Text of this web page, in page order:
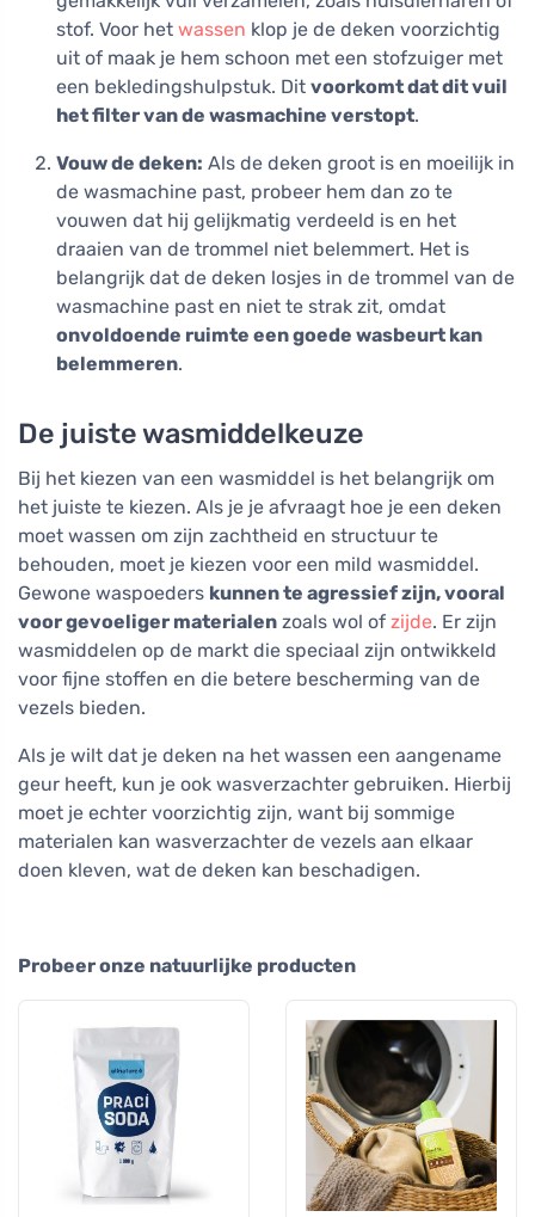
stof. Voor het wassen klop je de deken voorzichtig
uit of maak je hem schoon met een stofzuiger met
een bekledingshulpstuk. Dit voorkomt dat dit vuil
het filter van de wasmachine verstopt.
Vouw de deken: Als de deken groot is en moeilijk in
de wasmachine past, probeer hem dan zo te
vouwen dat hij gelijkmatig verdeeld is en het
draaien van de trommel niet belemmert. Het is
belangrijk dat de deken losjes in de trommel van de
wasmachine past en niet te strak zit, omdat
onvoldoende ruimte een goede wasbeurt kan
belemmeren.
De juiste wasmiddelkeuze
Bij het kiezen van een wasmiddel is het belangrijk om
het juiste te kiezen. Als je je afvraagt hoe je een deken
moet wassen om zijn zachtheid en structuur te
behouden, moet je kiezen voor een mild wasmiddel.
Gewone waspoeders kunnen te agressief zijn, vooral
voor gevoeliger materialen zoals wol of zijde. Er zijn
wasmiddelen op de markt die speciaal zijn ontwikkeld
voor fijne stoffen en die betere bescherming van de
vezels bieden.
Als je wilt dat je deken na het wassen een aangename
geur heeft, kun je ook wasverzachter gebruiken. Hierbij
moet je echter voorzichtig zijn, want bij sommige
materialen kan wasverzachter de vezels aan elkaar
doen kleven, wat de deken kan beschadigen.
Probeer onze natuurlijke producten